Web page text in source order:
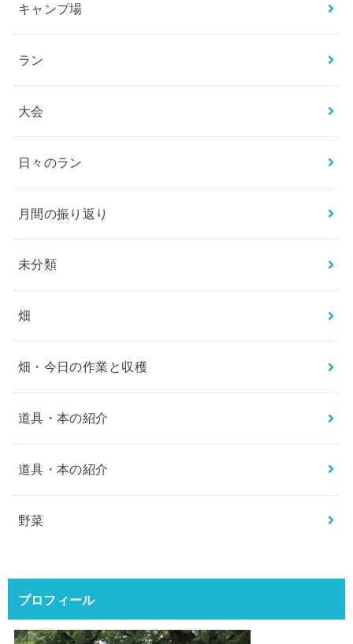
キャンプ場
ラン
大会
日々のラン
月間の振り返り
未分類
畑
畑・今日の作業と収穫
道具・本の紹介
道具・本の紹介
野菜
プロフィール